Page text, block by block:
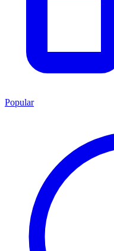
Popular